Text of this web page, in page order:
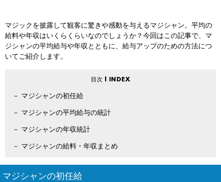
マジックを披露して観客に驚きや感動を与えるマジシャン。平均の
給料や年収はいくらくらいなのでしょうか？今回はこの記事で、マ
ジシャンの平均給与や年収とともに、給与アップのための方法につ
いてご紹介します。
マジシャンの初任給
マジシャンの平均給与の統計
マジシャンの年収統計
マジシャンの給料・年収まとめ
マジシャンの初任給